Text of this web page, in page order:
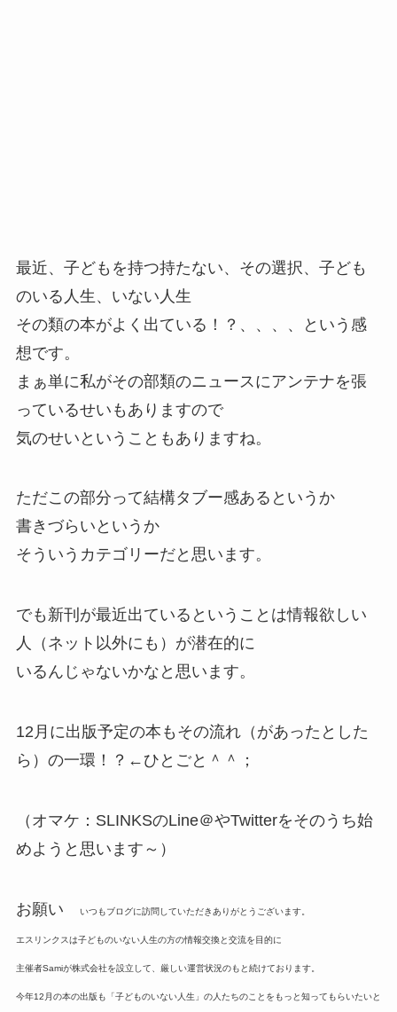
最近、子どもを持つ持たない、その選択、子ども
のいる人生、いない人生
その類の本がよく出ている！？、、、、という感
想です。
まぁ単に私がその部類のニュースにアンテナを張
っているせいもありますので
気のせいということもありますね。
ただこの部分って結構タブー感あるというか
書きづらいというか
そういうカテゴリーだと思います。
でも新刊が最近出ているということは情報欲しい
人（ネット以外にも）が潜在的に
いるんじゃないかなと思います。
12月に出版予定の本もその流れ（があったとした
ら）の一環！？←ひとごと＾＾；
（オマケ：SLINKSのLine＠やTwitterをそのうち始
めようと思います～）
お願い いつもブログに訪問していただきありがとうございます。
エスリンクスは子どものいない人生の方の情報交換と交流を目的に
主催者Samiが株式会社を設立して、厳しい運営状況のもと続けております。
今年12月の本の出版も「子どものいない人生」の人たちのことをもっと知ってもらいたいと